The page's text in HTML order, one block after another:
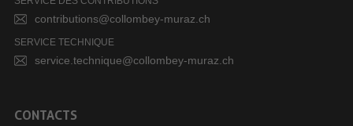
contributions@collombey-muraz.ch
SERVICE TECHNIQUE
service.technique@collombey-muraz.ch
CONTACTS